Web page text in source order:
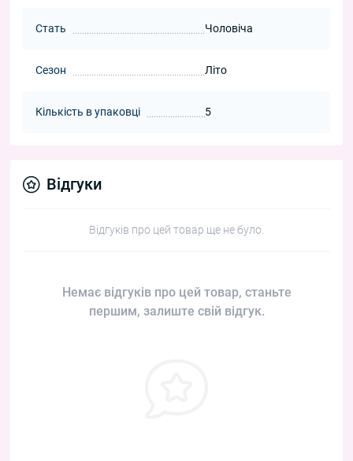
Стать Чоловіча
Сезон Літо
Кількість в упаковці 5
Відгуки
Відгуків про цей товар ще не було.
Немає відгуків про цей товар, станьте
першим, залиште свій відгук.